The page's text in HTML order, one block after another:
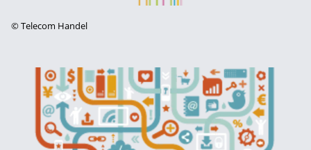
©Telecom Handel